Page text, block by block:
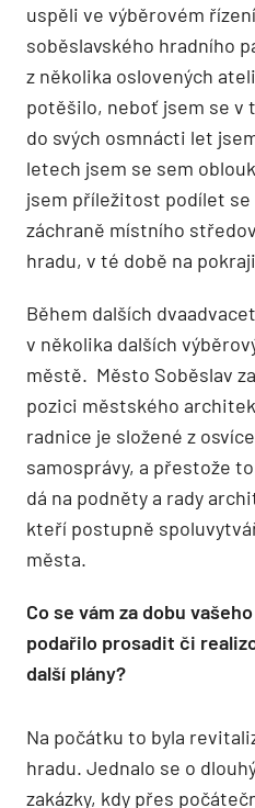
uspěli ve výběrovém
soběslavského hradního
z několika oslovených
potěšilo, neboť jsem se v
do svých osmnácti let
letech jsem se sem
jsem příležitost podílet se
záchraně místního
hradu, v té době na
Během dalších
v několika dalších
městě. Město Soběslav
pozici městského
radnice je složené z
samosprávy, a přestože
dá na podněty a rady
kteří postupně
města.
Co se vám za dobu
podařilo prosadit či
další plány?
Na počátku to byla
hradu. Jednalo se o
zakázky, kdy přes